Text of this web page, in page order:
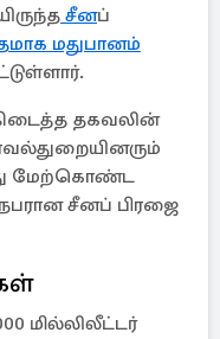
சீனப்
மதுபானம்
தகவலின்
மேற்கொண்ட
சீனப் பிரஜை
மில்லிலீட்டர்